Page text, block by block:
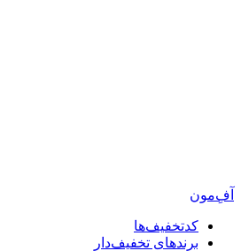
آفِ‌مون
کدتخفیف‌ها
برندهای تخفیف‌دار